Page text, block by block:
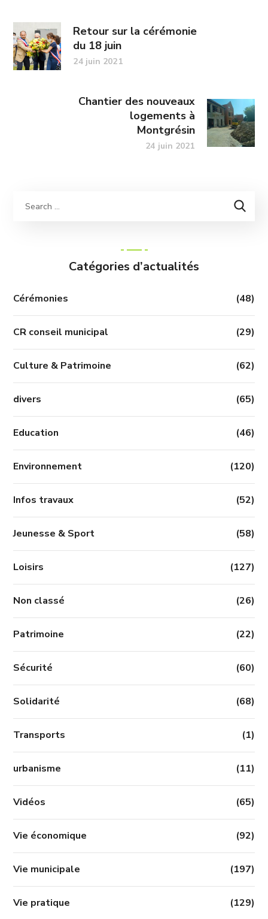
Retour sur la cérémonie
du 18 juin
24 juin 2021
Chantier des nouveaux
logements à
Montgrésin
24 juin 2021
Catégories d’actualités
Cérémonies (48)
CR conseil municipal (29)
Culture & Patrimoine (62)
divers (65)
Education (46)
Environnement (120)
Infos travaux (52)
Jeunesse & Sport (58)
Loisirs (127)
Non classé (26)
Patrimoine (22)
Sécurité (60)
Solidarité (68)
Transports (1)
urbanisme (11)
Vidéos (65)
Vie économique (92)
Vie municipale (197)
Vie pratique (129)